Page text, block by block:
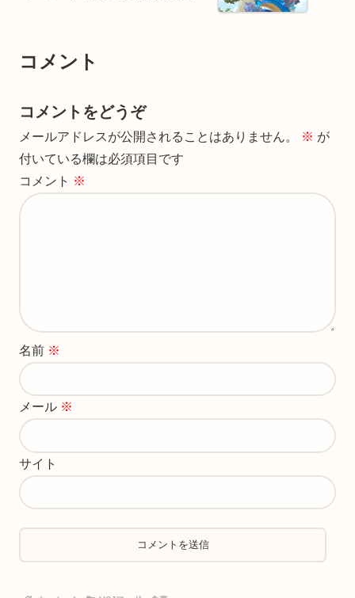
コメント
コメントをどうぞ
メールアドレスが公開されることはありません。 ※ が
付いている欄は必須項目です
コメント ※
名前 ※
メール ※
サイト